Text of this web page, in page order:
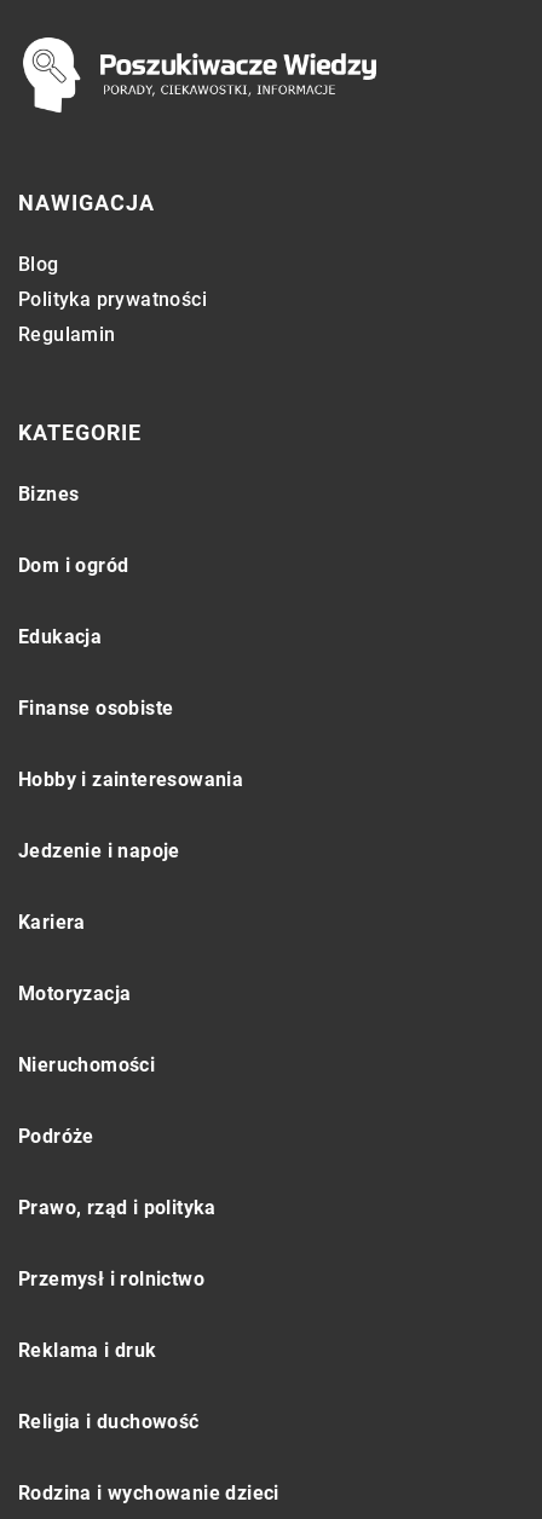
NAWIGACJA
Blog
Polityka prywatności
Regulamin
KATEGORIE
Biznes
Dom i ogród
Edukacja
Finanse osobiste
Hobby i zainteresowania
Jedzenie i napoje
Kariera
Motoryzacja
Nieruchomości
Podróże
Prawo, rząd i polityka
Przemysł i rolnictwo
Reklama i druk
Religia i duchowość
Rodzina i wychowanie dzieci